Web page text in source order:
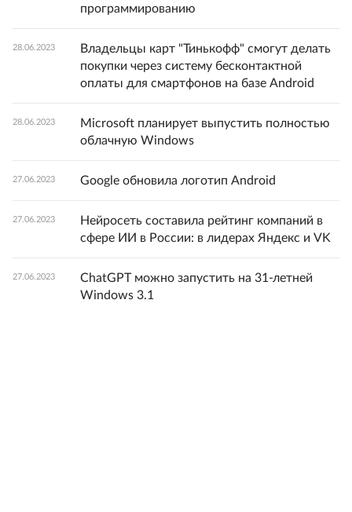
программированию
28.06.2023
Владельцы карт "Тинькофф" смогут делать
покупки через систему бесконтактной
оплаты для смартфонов на базе Android
28.06.2023
Microsoft планирует выпустить полностью
облачную Windows
27.06.2023 Google обновила логотип Android
27.06.2023
Нейросеть составила рейтинг компаний в
сфере ИИ в России: в лидерах Яндекс и VK
27.06.2023
ChatGPT можно запустить на 31-летней
Windows 3.1